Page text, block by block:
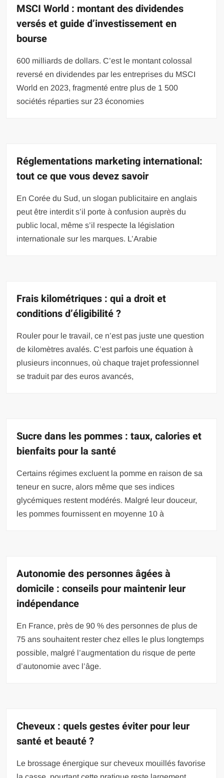
MSCI World : montant des dividendes
versés et guide d’investissement en
bourse
600 milliards de dollars. C’est le montant colossal
reversé en dividendes par les entreprises du MSCI
World en 2023, fragmenté entre plus de 1 500
sociétés réparties sur 23 économies
Réglementations marketing international:
tout ce que vous devez savoir
En Corée du Sud, un slogan publicitaire en anglais
peut être interdit s’il porte à confusion auprès du
public local, même s’il respecte la législation
internationale sur les marques. L’Arabie
Frais kilométriques : qui a droit et
conditions d’éligibilité ?
Rouler pour le travail, ce n’est pas juste une question
de kilomètres avalés. C’est parfois une équation à
plusieurs inconnues, où chaque trajet professionnel
se traduit par des euros avancés,
Sucre dans les pommes : taux, calories et
bienfaits pour la santé
Certains régimes excluent la pomme en raison de sa
teneur en sucre, alors même que ses indices
glycémiques restent modérés. Malgré leur douceur,
les pommes fournissent en moyenne 10 à
Autonomie des personnes âgées à
domicile : conseils pour maintenir leur
indépendance
En France, près de 90 % des personnes de plus de
75 ans souhaitent rester chez elles le plus longtemps
possible, malgré l’augmentation du risque de perte
d’autonomie avec l’âge.
Cheveux : quels gestes éviter pour leur
santé et beauté ?
Le brossage énergique sur cheveux mouillés favorise